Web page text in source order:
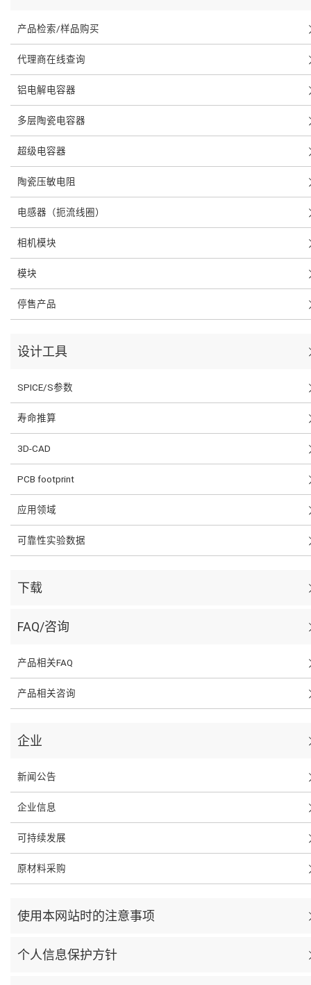
产品检索/样品购买
代理商在线查询
铝电解电容器
多层陶瓷电容器
超级电容器
陶瓷压敏电阻
电感器（扼流线圈）
相机模块
模块
停售产品
设计工具
SPICE/S参数
寿命推算
3D-CAD
PCB footprint
应用领域
可靠性实验数据
下载
FAQ/咨询
产品相关FAQ
产品相关咨询
企业
新闻公告
企业信息
可持续发展
原材料采购
使用本网站时的注意事项
个人信息保护方针